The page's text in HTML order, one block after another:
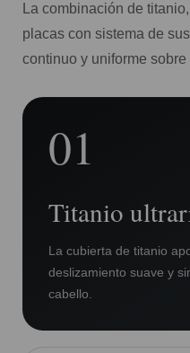
La combinación de
placas con sistema de
continuo y uniforme
01
Titanio
La cubierta de titanio
deslizamiento suave y
cabello.